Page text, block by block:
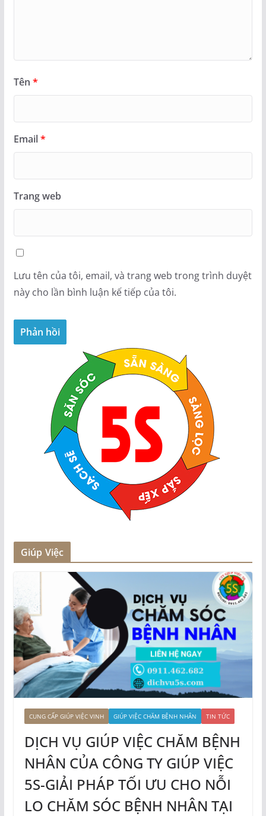
Tên *
Email*
Trang web
Lưu tên của tôi, email, và trang web trong trình duyệt
này cho lần bình luận kế tiếp của tôi.
Giúp Việc
CUNG CẤP GIÚP VIỆC VINH GIÚP VIỆC CHĂM BỆNH NHÂN TIN TỨC
DỊCH VỤ GIÚP VIỆC CHĂM BỆNH
NHÂN CỦA CÔNG TY GIÚP VIỆC
5S-GIẢI PHÁP TỐI ƯU CHO NỖI
LO CHĂM SÓC BỆNH NHÂN TẠI